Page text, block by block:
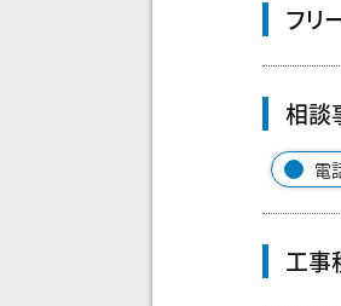
フリ
相談
電
工事